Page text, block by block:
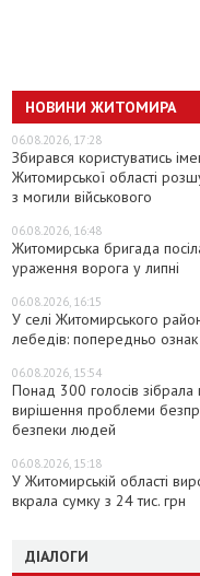
НОВИНИ ЖИТОМИРА
06.08.2026, 17:28
Збирався користуватись
Житомирської області
з могили військового
06.08.2026, 16:48
Житомирська бригада
ураження ворога у липні
06.08.2026, 16:15
У селі Житомирського
лебедів: попередньо
06.08.2026, 15:54
Понад 300 голосів
вирішення проблеми
безпеки людей
06.08.2026, 15:18
У Житомирській області
вкрала сумку з 24 тис. грн
ДІАЛОГИ